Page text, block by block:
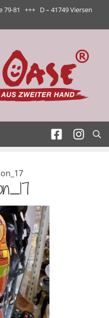
81 +++ D – 41749 Viersen